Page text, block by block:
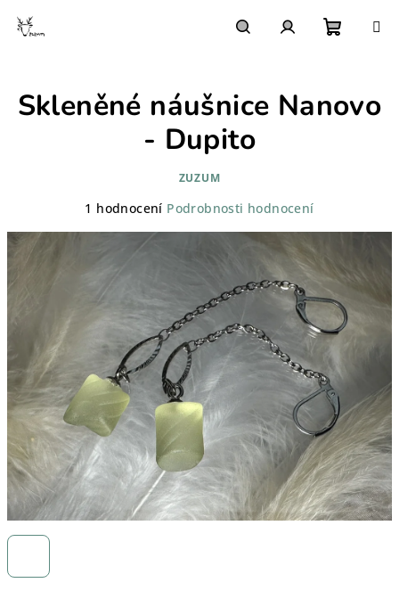
košík
Skleněné náušnice Nanovo
- Dupito
ZUZUM
Průměrné
produktu
hvězdiček.
1 hodnocení Podrobnosti hodnocení